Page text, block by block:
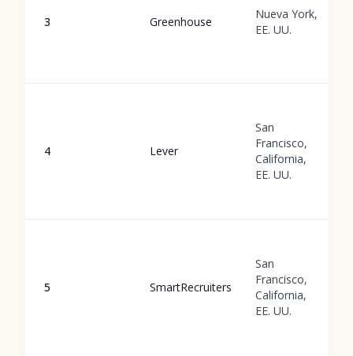
3 Greenhouse
Nueva York,
EE. UU.
4 Lever
San
Francisco,
California,
EE. UU.
5 SmartRecruiters
San
Francisco,
California,
EE. UU.